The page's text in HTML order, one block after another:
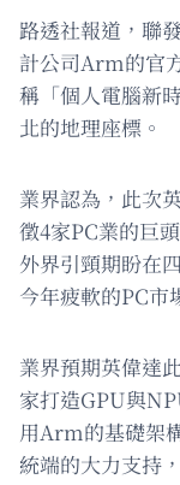
路透社報道，聯
計公司Arm的官
稱「個人電腦新
北的地理座標。
業界認為，此次
徵4家PC業的巨
外界引頸期盼在
今年疲軟的PC市
業界預期英偉達
家打造GPU與
用Arm的基礎架
統端的大力支持